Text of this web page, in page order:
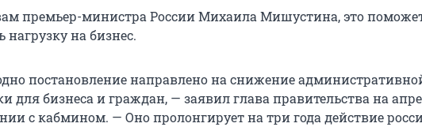
премьер-министра России Михаила Мишустина, это
нагрузку на бизнес.
постановление направлено на снижение
для бизнеса и граждан, — заявил глава правительства на
с кабмином. — Оно пролонгирует на три года действие